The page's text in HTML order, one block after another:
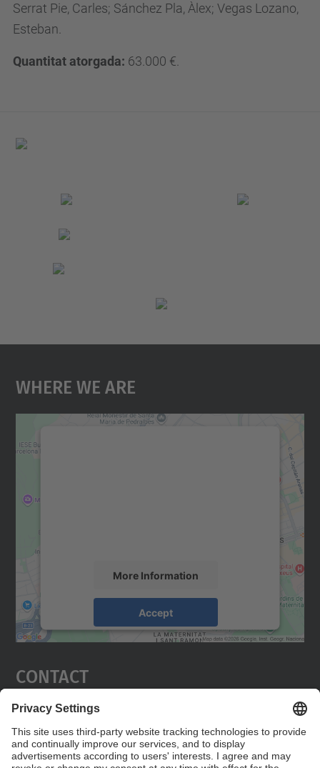
Serrat Pie, Carles; Sánchez Pla, Àlex; Vegas Lozano,
Esteban.
Quantitat atorgada: 63.000 €.
Where We Are
More Information
Accept
Usercentrics Consent
Contact
Edifici C5 Despatx 210
C. Jordi Girona, 1-3
08034 Barcelona